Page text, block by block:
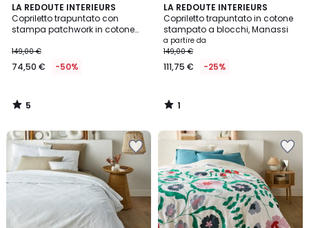
LA REDOUTE INTERIEURS
Copriletto trapuntato con
stampa patchwork in cotone
149,00 €
74,50 € -50%
5
/
5
5
/
LA REDOUTE INTERIEURS
Copriletto trapuntato in cotone
stampato a blocchi, Manassi
a partire da
149,00 €
111,75 € -25%
1
/
5
1
/